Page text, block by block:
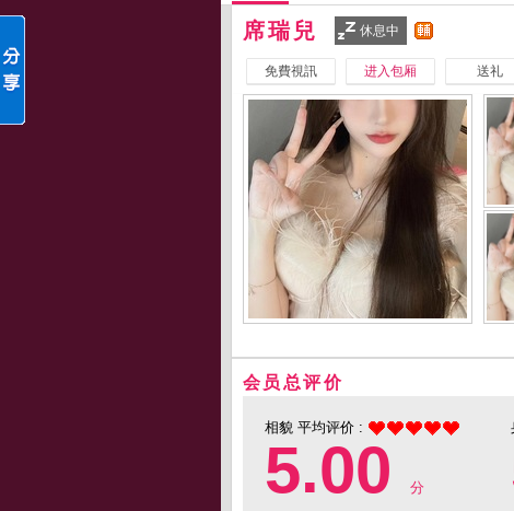
席瑞兒 休息中
免費視訊 进入包厢 送礼
会员总评价
相貌 平均评价 :
5.00 分